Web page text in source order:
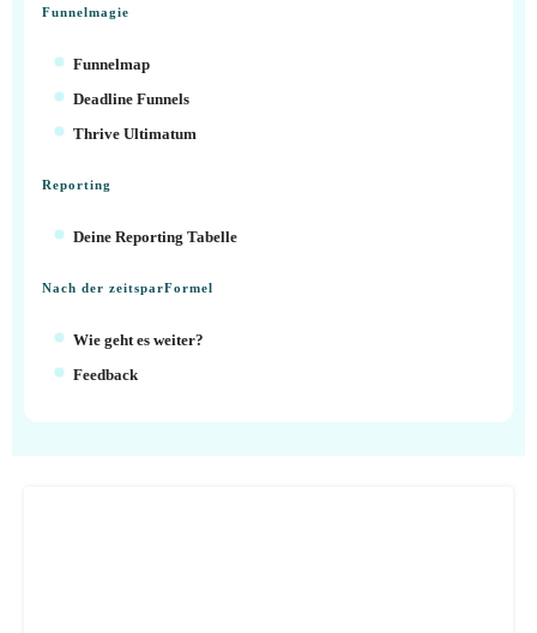
Funnelmagie
Funnelmap
Deadline Funnels
Thrive Ultimatum
Reporting
Deine Reporting Tabelle
Nach der zeitsparFormel
Wie geht es weiter?
Feedback